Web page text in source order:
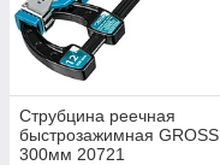
Струбцина реечная
быстрозажимная GROSS
300мм 20721